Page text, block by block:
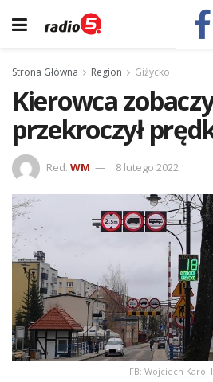
Strona Główna Region Giżycko
Kierowca
przekroczył
Red. WM 8 lutego 2022
FB: Wojciech